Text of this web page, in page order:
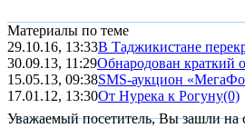
Материалы по теме
29.10.16, 13:33В Таджикистане
30.09.13, 11:29Обнародован краткий
15.05.13, 09:38SMS-аукцион
17.01.12, 13:30От Нурека к Рогуну(0)
Уважаемый посетитель, Вы зашли на